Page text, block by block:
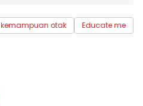
kemampuan otak
Educate me